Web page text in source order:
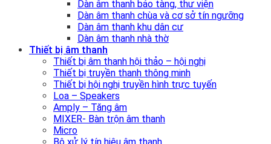
Dàn âm thanh bảo tàng, thư viện
Dàn âm thanh chùa và cơ sở tín ngưỡng
Dàn âm thanh khu dân cư
Dàn âm thanh nhà thờ
Thiết bị âm thanh
Thiết bị âm thanh hội thảo – hội nghị
Thiết bị truyền thanh thông minh
Thiết bị hội nghị truyền hình trực tuyến
Loa – Speakers
Amply – Tăng âm
MIXER- Bàn trộn âm thanh
Micro